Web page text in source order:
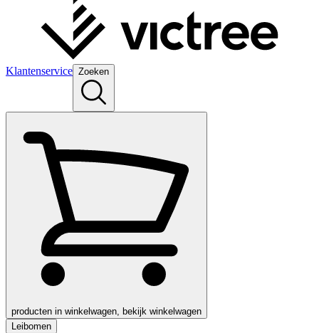
Klantenservice Zoeken
producten in winkelwagen, bekijk winkelwagen
Leibomen